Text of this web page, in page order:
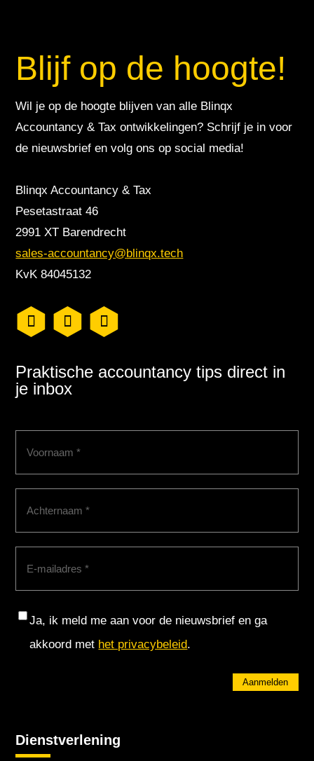
Blijf op de hoogte!
Wil je op de hoogte blijven van alle Blinqx
Accountancy & Tax ontwikkelingen? Schrijf je in voor
de nieuwsbrief en volg ons op social media!
Blinqx Accountancy & Tax
Pesetastraat 46
2991 XT Barendrecht
sales-accountancy@blinqx.tech
KvK 84045132
Praktische accountancy tips direct in
je inbox
Consent
Ja, ik meld me aan voor de nieuwsbrief en ga
akkoord met het privacybeleid.
Aanmelden
Dienstverlening